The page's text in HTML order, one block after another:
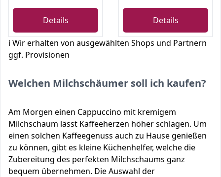
Details Details
ℹ️ Wir erhalten von ausgewählten Shops und Partnern
ggf. Provisionen
Welchen Milchschäumer soll ich kaufen?
Am Morgen einen Cappuccino mit kremigem
Milchschaum lässt Kaffeeherzen höher schlagen. Um
einen solchen Kaffeegenuss auch zu Hause genießen
zu können, gibt es kleine Küchenhelfer, welche die
Zubereitung des perfekten Milchschaums ganz
bequem übernehmen. Die Auswahl der